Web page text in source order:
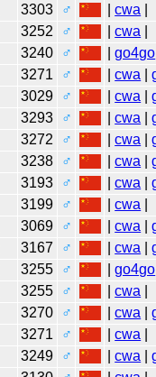
3303 ♂ |cwa
3252 ♂ |cwa
3240 ♂ |go4go
3271 ♂ |cwa |
3029 ♂ |cwa |
3293 ♂ |cwa |
3272 ♂ |cwa |
3238 ♂ |cwa |
3193 ♂ |cwa |
3199 ♂ |cwa
3069 ♂ |cwa |
3167 ♂ |cwa |
3255 ♂ |go4go
3255 ♂ |cwa
3270 ♂ |cwa |
3271 ♂ |cwa
3249 ♂ |cwa |